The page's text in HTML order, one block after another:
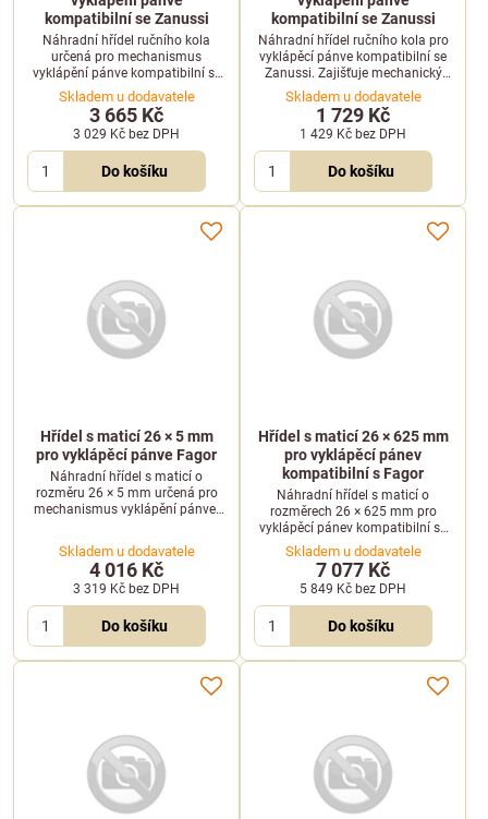
kompatibilní se Zanussi
Náhradní hřídel ručního kola
určená pro mechanismus
vyklápění pánve kompatibilní se
zařízeními Zanussi. Zajistí
spolehlivý přenos síly při
naklápění.
Skladem u dodavatele
3 665 Kč
3 029 Kč bez DPH
Do košíku
kompatibilní se Zanussi
Náhradní hřídel ručního kola pro
vyklápěcí pánve kompatibilní se
Zanussi. Zajišťuje mechanický
přenos síly při naklápění gastro
pánve.
Skladem u dodavatele
1 729 Kč
1 429 Kč bez DPH
Do košíku
Hřídel s maticí 26 × 5 mm
pro vyklápěcí pánve Fagor
Náhradní hřídel s maticí o
rozměru 26 × 5 mm určená pro
mechanismus vyklápění pánve.
Skladem u dodavatele
4 016 Kč
3 319 Kč bez DPH
Do košíku
Hřídel s maticí 26 × 625 mm
pro vyklápěcí pánev
kompatibilní s Fagor
Náhradní hřídel s maticí o
rozměrech 26 × 625 mm pro
vyklápěcí pánev kompatibilní se
zařízeními Fagor. Zajišťuje
bezpečný a plynulý chod
sklápěcího mechanismu.
Skladem u dodavatele
7 077 Kč
5 849 Kč bez DPH
Do košíku